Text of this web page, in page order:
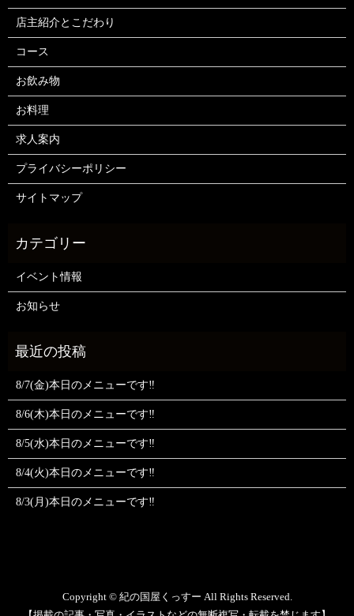
店主紹介とこだわり
コース
お飲み物
お料理
求人案内
プライバシーポリシー
サイトマップ
イベント情報
お知らせ
8/7(金)本日のメニューです‼️
8/6(木)本日のメニューです‼️
8/5(水)本日のメニューです‼️
8/4(火)本日のメニューです‼️
8/3(月)本日のメニューです‼️
Copyright © 紀の国屋くっすー All Rights Reserved.